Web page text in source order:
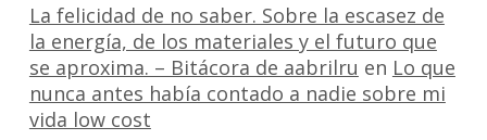
La felicidad de no saber. Sobre la escasez de
la energía, de los materiales y el futuro que
se aproxima. – Bitácora de aabrilru en Lo que
nunca antes había contado a nadie sobre mi
vida low cost